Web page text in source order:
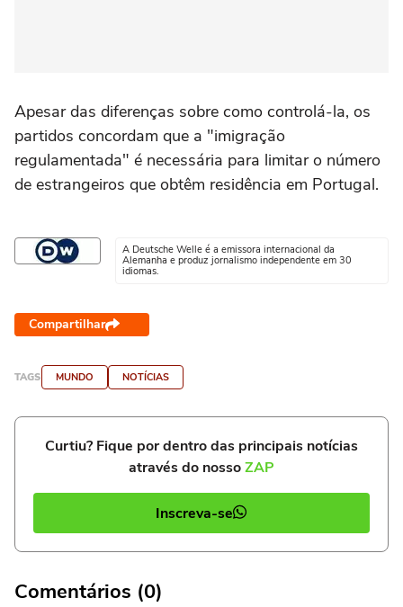
Apesar das diferenças sobre como controlá-la, os
partidos concordam que a "imigração
regulamentada" é necessária para limitar o número
de estrangeiros que obtêm residência em Portugal.
A Deutsche Welle é a emissora internacional da
Alemanha e produz jornalismo independente em 30
idiomas.
Compartilhar
TAGS MUNDO NOTÍCIAS
Curtiu? Fique por dentro das principais notícias
através do nossoZAP
Inscreva-se
Comentários (0)